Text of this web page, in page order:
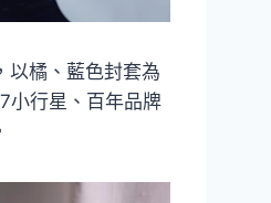
以橘、藍色封套為
小行星、百年品牌